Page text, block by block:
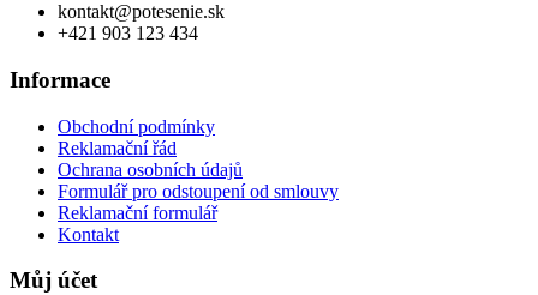
kontakt@potesenie.sk
+421 903 123 434
Informace
Obchodní podmínky
Reklamační řád
Ochrana osobních údajů
Formulář pro odstoupení od smlouvy
Reklamační formulář
Kontakt
Můj účet